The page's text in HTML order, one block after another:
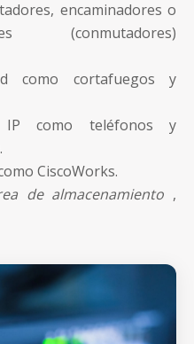
encaminadores o
(conmutadores)
como cortafuegos y
IP como teléfonos y
CiscoWorks.
de almacenamiento ,